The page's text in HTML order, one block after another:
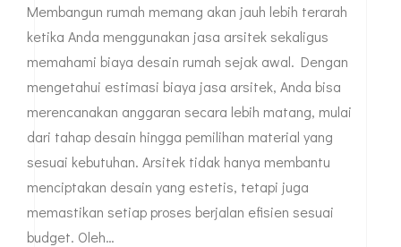
Membangun rumah memang akan jauh lebih terarah
ketika Anda menggunakan jasa arsitek sekaligus
memahami biaya desain rumah sejak awal. Dengan
mengetahui estimasi biaya jasa arsitek, Anda bisa
merencanakan anggaran secara lebih matang, mulai
dari tahap desain hingga pemilihan material yang
sesuai kebutuhan. Arsitek tidak hanya membantu
menciptakan desain yang estetis, tetapi juga
memastikan setiap proses berjalan efisien sesuai
budget. Oleh…